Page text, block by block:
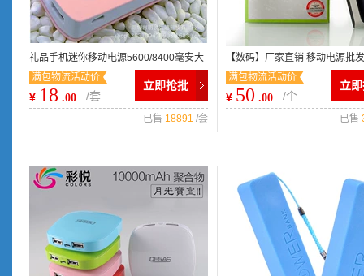
礼品手机迷你移动电源5600/8400毫安大
小蛮腰充电宝 厂家直销批发
满包物流活动价
¥ 18 .00 /套
立即抢批
已售 18891 /套
【数码】厂家直销 移动电源批
毫安苹手机充电宝
满包物流活动价
¥ 50 .00 /个
立
已售